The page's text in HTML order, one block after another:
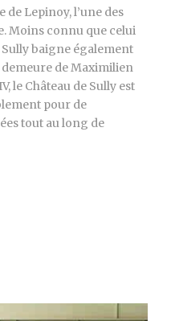
de Lepinoy, l’une des
Moins connu que celui
Sully baigne également
demeure de Maximilien
le Château de Sully est
pour de
tout au long de